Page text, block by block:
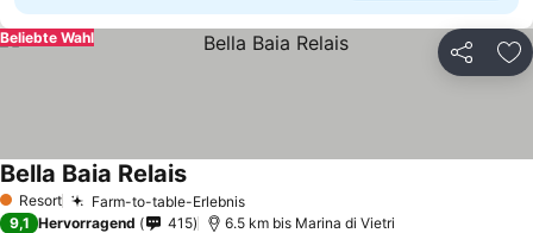
Teilen
Beliebte Wahl
1 Sterne
Resort Farm-to-table-Erlebnis
Bella Baia Relais
9,1 Hervorragend 415 6.5 km bis Marina di Vietri